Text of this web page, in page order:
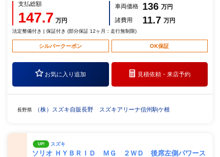
支払総額
147.7 万円
車両価格 136 万円
諸費用
11.7 万円
法定整備付き | 保証付き (部分保証 12ヶ月：走行無制限)
シルバークーポン OK保証
お気に入り追加 見積依頼・来店予約
長野県 （株）スズキ自販長野 スズキアリーナ信州駒ケ根
UP! スズキ
ソリオ ＨＹＢＲＩＤ ＭＧ ２ＷＤ 後席左側パワース